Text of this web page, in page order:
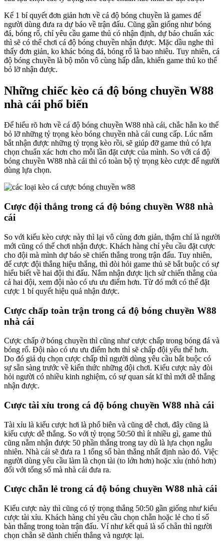
Kể 1 bí quyết đơn giản hơn về cá độ bóng chuyền là games để
người dùng đưa ra dự báo về trận đấu. Cũng gần giống như bóng
đá, bóng rổ, chỉ yêu cầu game thủ có nhận định, dự báo chuẩn xác
thì sẽ có thể chơi cá độ bóng chuyền nhận được. Mặc dầu nghe thì
thấy đơn giản, ko khác bóng đá, bóng rổ là bao nhiêu. Tuy nhiên, cá
độ bóng chuyền là bộ môn vô cùng hấp dẫn, khiến game thủ ko thể
bỏ lỡ nhận được.
Những chiếc kèo cá độ bóng chuyền W88
nhà cái phổ biến
Để hiểu rõ hơn về cá độ bóng chuyền W88 nhà cái, chắc hẳn ko thể
bỏ lỡ những tỷ trọng kèo bóng chuyền nhà cái cung cấp. Lúc nắm
bắt nhận được những tỷ trọng kèo rồi, sẽ giúp đỡ game thủ có lựa
chọn chuẩn xác hơn cho mỗi lần đặt cược của mình. So với cá độ
bóng chuyền W88 nhà cái thì có toàn bộ tỷ trọng kèo cược để người
dùng lựa chọn.
Cược đội thắng trong cá độ bóng chuyền W88 nhà
cái
So với kiểu kèo cược này thì lại vô cùng đơn giản, thậm chí là người
mới cũng có thể chơi nhận được. Khách hàng chỉ yêu cầu đặt cược
cho đội mà mình dự báo sẽ chiến thắng trong trận đấu. Tuy nhiên,
để cược đội thắng hiệu thắng, thì đòi hỏi game thủ sẽ bắt buộc có sự
hiểu biết về hai đội thi đấu. Nắm nhận được lịch sử chiến thắng của
cả hai đội, xem đội nào có ưu ưu điểm hơn. Từ đó mới có thể đặt
cược 1 bí quyết hiệu quả nhận được.
Cược chấp toàn trận trong cá độ bóng chuyền W88
nhà cái
Cược chấp ở bóng chuyền thì cũng như cược chấp trong bóng đá và
bóng rổ. Đội nào có ưu ưu điểm hơn thì sẽ chấp đội yếu thế hơn.
Do đó giả dụ chọn cược chấp thì người dùng yêu cầu bắt buộc có
sự sẵn sàng trước về kiến thức những đội chơi. Kiểu cược này đòi
hỏi người có nhiều kinh nghiệm, có sự quan sát kĩ thì mới dễ thắng
nhận được.
Cược tài xỉu trong cá độ bóng chuyền W88 nhà cái
Tài xỉu là kiểu cược hơi là phổ biên và cũng dễ chơi, đây cũng là
kiểu cược dễ thắng. So với tỷ trọng 50:50 thì ít nhiều gì, game thủ
cũng nắm nhận được 50 phần thắng trong tay dù là lựa chọn ngẫu
nhiên. Nhà cái sẽ đưa ra 1 tổng số bàn thắng nhất định nào đó. Việc
người dùng yêu cầu làm là chọn tài (to lớn hơn) hoặc xỉu (nhỏ hơn)
đối với tổng số mà nhà cái đưa ra.
Cược chẵn lẻ trong cá độ bóng chuyền W88 nhà cái
Kiểu cược này thì cũng có tỷ trọng thắng 50:50 gần giống như kiểu
cược tài xỉu. Khách hàng chỉ yêu cầu chọn chẵn hoặc lẻ cho tỉ số
bàn thắng trong toàn trận đấu. Ví như kết quả là số chẵn thì người
chọn chẵn sẽ dành chiến thắng và ngược lại.